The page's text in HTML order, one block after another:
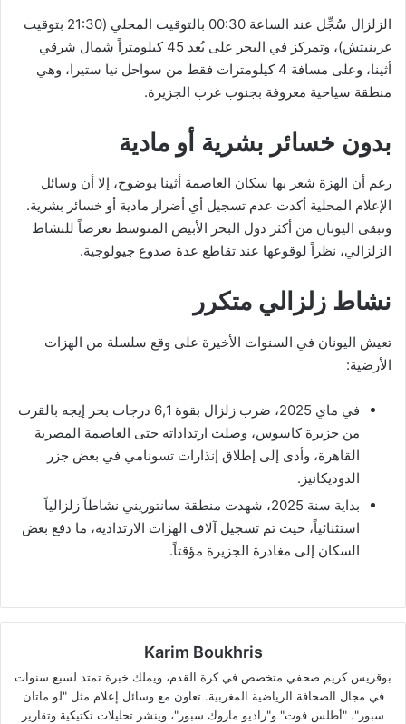
الزلزال سُجِّل عند الساعة 00:30 بالتوقيت المحلي (21:30 بتوقيت
غرينيتش)، وتمركز في البحر على بُعد 45 كيلومتراً شمال شرقي
أثينا، وعلى مسافة 4 كيلومترات فقط من سواحل نيا ستيرا، وهي
منطقة سياحية معروفة بجنوب غرب الجزيرة.
بدون خسائر بشرية أو مادية
رغم أن الهزة شعر بها سكان العاصمة أثينا بوضوح، إلا أن وسائل
الإعلام المحلية أكدت عدم تسجيل أي أضرار مادية أو خسائر بشرية.
وتبقى اليونان من أكثر دول البحر الأبيض المتوسط تعرضاً للنشاط
الزلزالي، نظراً لوقوعها عند تقاطع عدة صدوع جيولوجية.
نشاط زلزالي متكرر
تعيش اليونان في السنوات الأخيرة على وقع سلسلة من الهزات
الأرضية:
في ماي 2025، ضرب زلزال بقوة 6,1 درجات بحر إيجه بالقرب
من جزيرة كاسوس، وصلت ارتداداته حتى العاصمة المصرية
القاهرة، وأدى إلى إطلاق إنذارات تسونامي في بعض جزر
الدوديكانيز.
بداية سنة 2025، شهدت منطقة سانتوريني نشاطاً زلزالياً
استثنائياً، حيث تم تسجيل آلاف الهزات الارتدادية، ما دفع بعض
السكان إلى مغادرة الجزيرة مؤقتاً.
Karim Boukhris
بوقريس كريم صحفي متخصص في كرة القدم، ويملك خبرة تمتد لسبع سنوات
في مجال الصحافة الرياضية المغربية. تعاون مع وسائل إعلام مثل "لو ماتان
سبور"، "أطلس فوت" و"راديو ماروك سبور"، وينشر تحليلات تكتيكية وتقارير